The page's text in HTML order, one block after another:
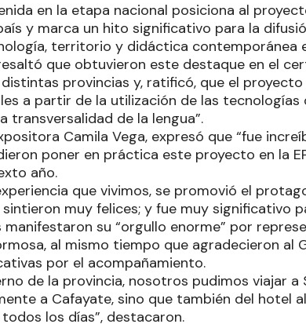
en la etapa nacional posiciona al
y marca un hito significativo para la
territorio y didáctica contemporánea
que obtuvieron este destaque en el
provincias y, ratificó, que el
a partir de la utilización de las tecnologías
transversalidad de la lengua”.
Camila Vega, expresó que “fue
poner en práctica este proyecto en la
año.
que vivimos, se promovió el
muy felices; y fue muy significativo
manifestaron su “orgullo enorme” por
al mismo tiempo que agradecieron al
por el acompañamiento.
de la provincia, nosotros pudimos viajar
a Cafayate, sino que también del hotel
los días”, destacaron.